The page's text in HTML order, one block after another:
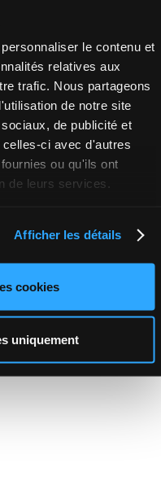
le contenu et
relatives aux
trafic. Nous partageons
de notre site
de publicité et
ci avec d'autres
ou qu'ils ont
de leurs services.
Afficher les détails
cookies
uniquement